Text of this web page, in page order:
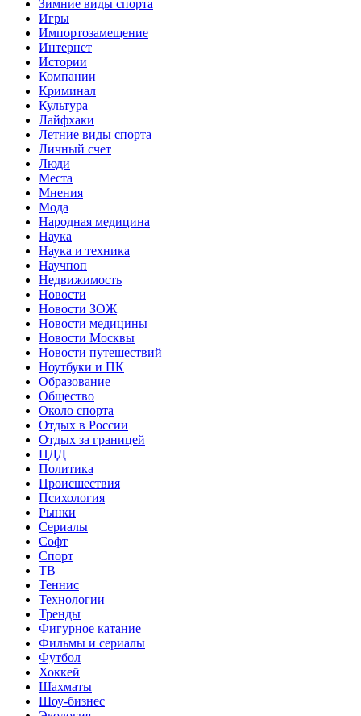
Зимние виды спорта
Игры
Импортозамещение
Интернет
Истории
Компании
Криминал
Культура
Лайфхаки
Летние виды спорта
Личный счет
Люди
Места
Мнения
Мода
Народная медицина
Наука
Наука и техника
Научпоп
Недвижимость
Новости
Новости ЗОЖ
Новости медицины
Новости Москвы
Новости путешествий
Ноутбуки и ПК
Образование
Общество
Около спорта
Отдых в России
Отдых за границей
ПДД
Политика
Происшествия
Психология
Рынки
Сериалы
Софт
Спорт
ТВ
Теннис
Технологии
Тренды
Фигурное катание
Фильмы и сериалы
Футбол
Хоккей
Шахматы
Шоу-бизнес